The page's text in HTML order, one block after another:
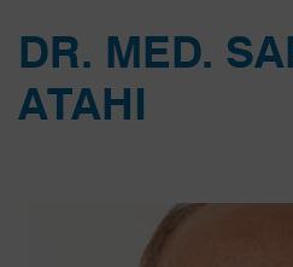
DR. MED.
ATAHI